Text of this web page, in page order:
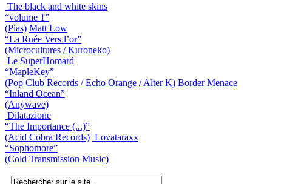
The black and white skins
“volume 1”
(Pias) Matt Low
“La Ruée Vers l’or”
(Microcultures / Kuroneko)
Le SuperHomard
“MapleKey”
(Pop Club Records / Echo Orange / Alter K) Border Menace
“Inland Ocean”
(Anywave)
Dilatazione
“The Importance (...)”
(Acid Cobra Records) Lovataraxx
“Sophomore”
(Cold Transmission Music)